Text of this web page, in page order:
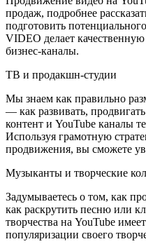
продаж, подробнее
подготовить
VIDEO делает качественную
бизнес-каналы.
ТВ и продакшн-студии
Мы знаем как правильно
— как развивать,
контент и YouTube каналы
Используя грамотную
продвижения, вы сможете
Музыканты и творческие
Задумываетесь о том, как
как раскрутить песню или
творчества на YouTube
популяризации своего